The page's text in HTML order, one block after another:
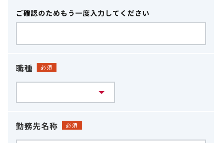
ご確認のためもう一度入力してください
職種 必須
勤務先名称 必須